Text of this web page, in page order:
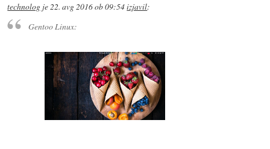
technolog je22. avg 2016 ob 09:54izjavil:
Gentoo Linux: